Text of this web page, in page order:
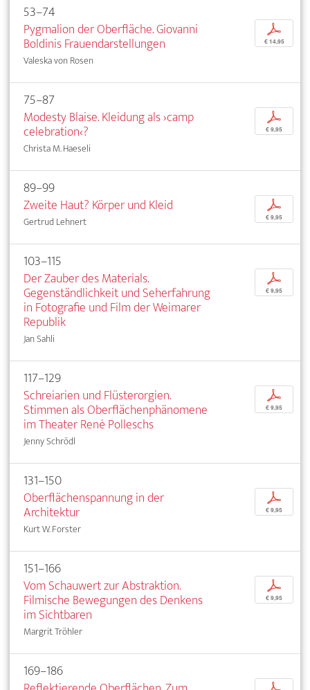
53–74
Pygmalion der Oberfläche. Giovanni
Boldinis Frauendarstellungen
Valeska von Rosen
p
€ 14,95
75–87
Modesty Blaise. Kleidung als ›camp
celebration‹?
Christa M. Haeseli
p
€ 9,95
89–99
Zweite Haut? Körper und Kleid
Gertrud Lehnert
p
€ 9,95
103–115
Der Zauber des Materials.
Gegenständlichkeit und Seherfahrung
in Fotografie und Film der Weimarer
Republik
Jan Sahli
p
€ 9,95
117–129
Schreiarien und Flüsterorgien.
Stimmen als Oberflächenphänomene
im Theater René Polleschs
Jenny Schrödl
p
€ 9,95
131–150
Oberflächenspannung in der
Architektur
Kurt W. Forster
p
€ 9,95
151–166
Vom Schauwert zur Abstraktion.
Filmische Bewegungen des Denkens
im Sichtbaren
Margrit Tröhler
p
€ 9,95
169–186